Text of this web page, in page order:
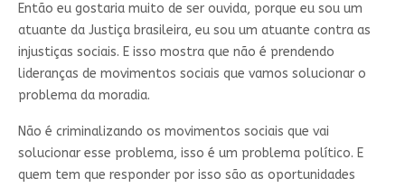
Então eu gostaria muito de ser ouvida, porque eu sou um
atuante da Justiça brasileira, eu sou um atuante contra as
injustiças sociais. E isso mostra que não é prendendo
lideranças de movimentos sociais que vamos solucionar o
problema da moradia.
Não é criminalizando os movimentos sociais que vai
solucionar esse problema, isso é um problema político. E
quem tem que responder por isso são as oportunidades